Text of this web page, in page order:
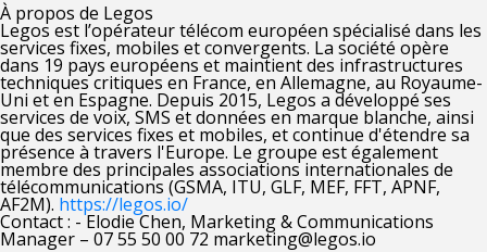
À propos de Legos
Legos est l’opérateur télécom européen spécialisé dans les
services fixes, mobiles et convergents. La société opère
dans 19 pays européens et maintient des infrastructures
techniques critiques en France, en Allemagne, au Royaume-
Uni et en Espagne. Depuis 2015, Legos a développé ses
services de voix, SMS et données en marque blanche, ainsi
que des services fixes et mobiles, et continue d'étendre sa
présence à travers l'Europe. Le groupe est également
membre des principales associations internationales de
télécommunications (GSMA, ITU, GLF, MEF, FFT, APNF,
AF2M). https://legos.io/
Contact : - Elodie Chen, Marketing & Communications
Manager – 07 55 50 00 72 marketing@legos.io